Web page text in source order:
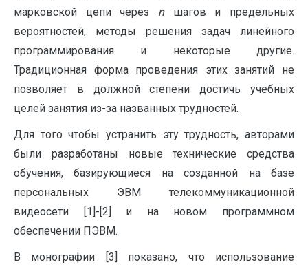
марковской цепи через nшагов и предельных
вероятностей, методы решения задач линейного
программирования и некоторые другие.
Традиционная форма проведения этих занятий не
позволяет в должной степени достичь учебных
целей занятия из-за названных трудностей.
Для того чтобы устранить эту трудность, авторами
были разработаны новые технические средства
обучения, базирующиеся на созданной на базе
персональных ЭВМ телекоммуникационной
видеосети [1]-[2] и на новом программном
обеспечении ПЭВМ.
В монографии [3] показано, что использование